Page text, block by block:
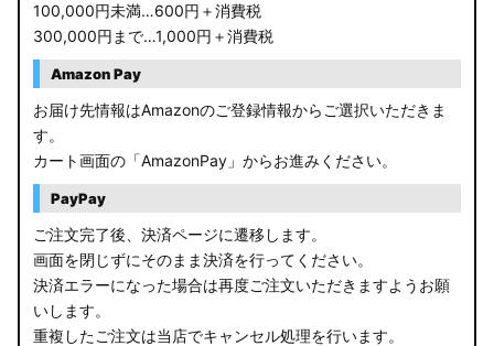
GB5〜8 フリード
GR フィット
GP5/6 GK3〜6 フィット
MK53S スペーシアカスタム
MA37S/MA27S ソリオ / ソリオ バンディット
MA26S/MA36S ソリオ
ZC33S スイフトスポーツ
100,000円未満…600円＋消費税
300,000円まで…1,000円＋消費税
Amazon Pay
お届け先情報はAmazonのご登録情報からご選択いただきま
す。
カート画面の「AmazonPay」からお進みください。
PayPay
ご注文完了後、決済ページに遷移します。
画面を閉じずにそのまま決済を行ってください。
決済エラーになった場合は再度ご注文いただきますようお願
いします。
重複したご注文は当店でキャンセル処理を行います。